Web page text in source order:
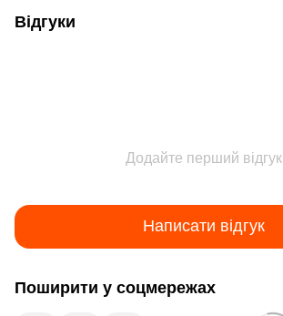
Відгуки
Додайте перший відгук
Написати відгук
Поширити у соцмережах